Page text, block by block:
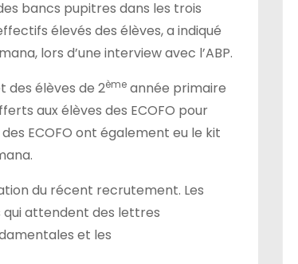
bancs pupitres dans les trois
élevés des élèves, a indiqué
lors d’une interview avec l’ABP.
des élèves de 2ème année primaire
aux élèves des ECOFO pour
ECOFO ont également eu le kit
du récent recrutement. Les
qui attendent des lettres
et les